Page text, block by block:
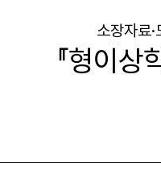
소장자료·
『형이상